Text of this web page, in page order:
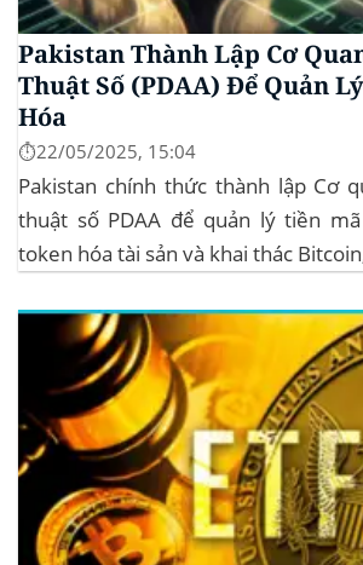
Pakistan Thành Lập Cơ
Thuật Số (PDAA) Để Quản
Hóa
⏱️22/05/2025, 15:04
Pakistan chính thức thành lập Cơ
thuật số PDAA để quản lý tiền
token hóa tài sản và khai thác
Hóa Mới tại Pakistan Chính phủ